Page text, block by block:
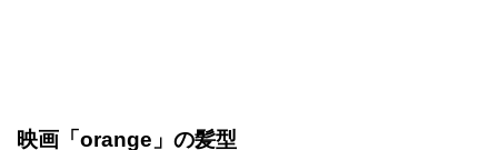
映画「orange」の髪型